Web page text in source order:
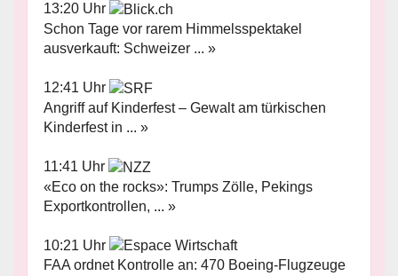
13:20 Uhr
Schon Tage vor rarem Himmelsspektakel
ausverkauft: Schweizer ... »
12:41 Uhr
Angriff auf Kinderfest – Gewalt am türkischen
Kinderfest in ... »
11:41 Uhr
«Eco on the rocks»: Trumps Zölle, Pekings
Exportkontrollen, ... »
10:21 Uhr
FAA ordnet Kontrolle an: 470 Boeing-Flugzeuge